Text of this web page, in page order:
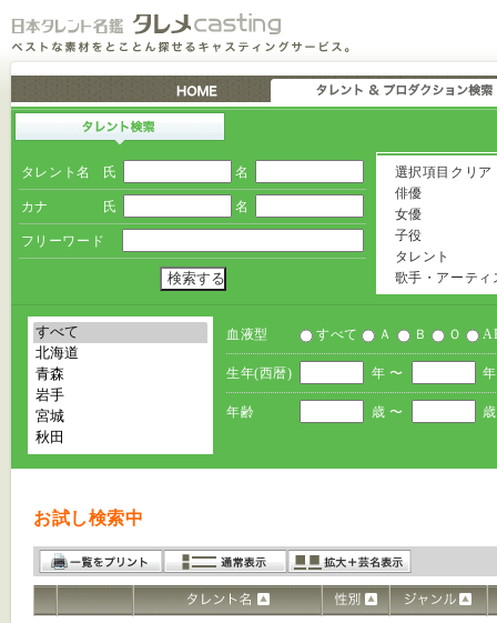
タレント名 氏 名
カナ 氏 名
フリーワード
選択項目クリア
俳優
女優
子役
タレント
歌手・アーティ
血液型 すべて Ａ Ｂ Ｏ
生年(西暦) 年 〜
年齢 歳 〜 歳
お試し検索中